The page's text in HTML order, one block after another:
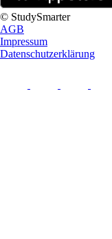
© StudySmarter
AGB
Impressum
Datenschutzerklärung